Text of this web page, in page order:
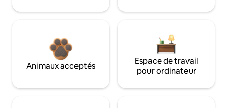
Animaux acceptés
Espace de travail
pour ordinateur